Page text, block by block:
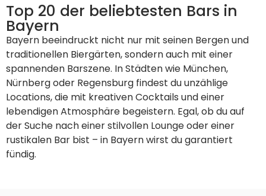
Top 20 der beliebtesten Bars in
Bayern
Bayern beeindruckt nicht nur mit seinen Bergen und
traditionellen Biergärten, sondern auch mit einer
spannenden Barszene. In Städten wie München,
Nürnberg oder Regensburg findest du unzählige
Locations, die mit kreativen Cocktails und einer
lebendigen Atmosphäre begeistern. Egal, ob du auf
der Suche nach einer stilvollen Lounge oder einer
rustikalen Bar bist – in Bayern wirst du garantiert
fündig.